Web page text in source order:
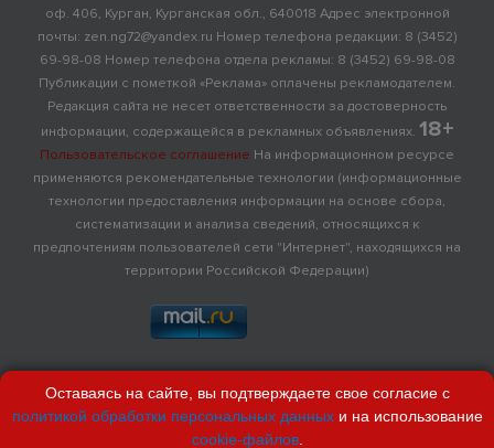
оф. 406, Курган, Курганская обл., 640018 Адрес электронной
почты: zen.ng72@yandex.ru Номер телефона редакции: 8 (3452)
69-98-08 Номер телефона отдела рекламы: 8 (3452) 69-98-08
Публикации с пометкой «Реклама» оплачены рекламодателем.
Редакция сайта не несет ответственности за достоверность
информации, содержащейся в рекламных объявлениях. 18+
Пользовательское соглашение На информационном ресурсе
применяются рекомендательные технологии (информационные
технологии предоставления информации на основе сбора,
систематизации и анализа сведений, относящихся к
предпочтениям пользователей сети "Интернет", находящихся на
территории Российской Федерации)
Оставаясь на сайте, вы подтверждаете свое согласие с
политикой обработки персональных данныхи на использование
cookie-файлов.